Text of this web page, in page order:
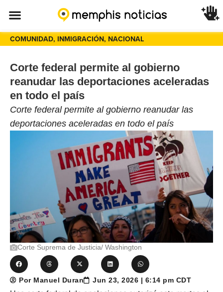
COMUNIDAD, INMIGRACIÓN, NACIONAL
Corte federal permite al gobierno
reanudar las deportaciones aceleradas
en todo el país
Corte federal permite al gobierno reanudar las
deportaciones aceleradas en todo el país
Corte Suprema de Justicia/ Washington
Por Manuel Duran Jun 23, 2026 | 6:14 pm CDT